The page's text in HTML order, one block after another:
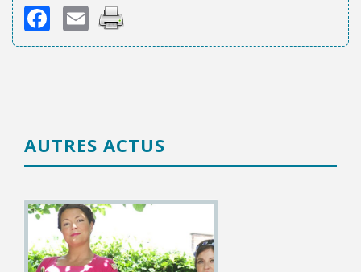
Facebook
Email
AUTRES ACTUS